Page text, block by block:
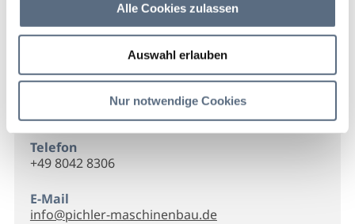
Alle Cookies zulassen
Auswahl erlauben
Nur notwendige Cookies
Kontakt
Georg Pichler GmbH
83661 Lenggries
Telefon
+49 8042 8306
E-Mail
info@pichler-maschinenbau.de